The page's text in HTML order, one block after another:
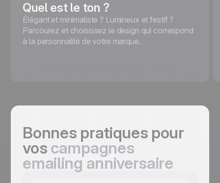
Quel est le ton ?
Élégant et minimaliste ? Lumineux et festif ?
Parcourez et choisissez le design qui correspond
à la personnalité de votre marque.
Bonnes pratiques pour
vos campagnes
emailing anniversaire